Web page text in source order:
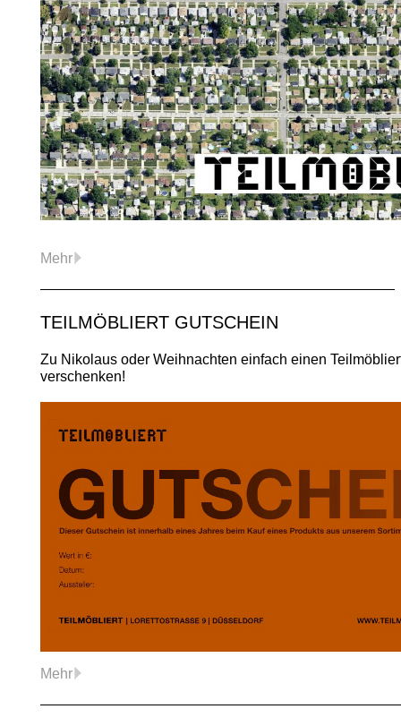
Mehr
TEILMÖBLIERT GUTSCHEIN
Zu Nikolaus oder Weihnachten einfach einen
verschenken!
Mehr